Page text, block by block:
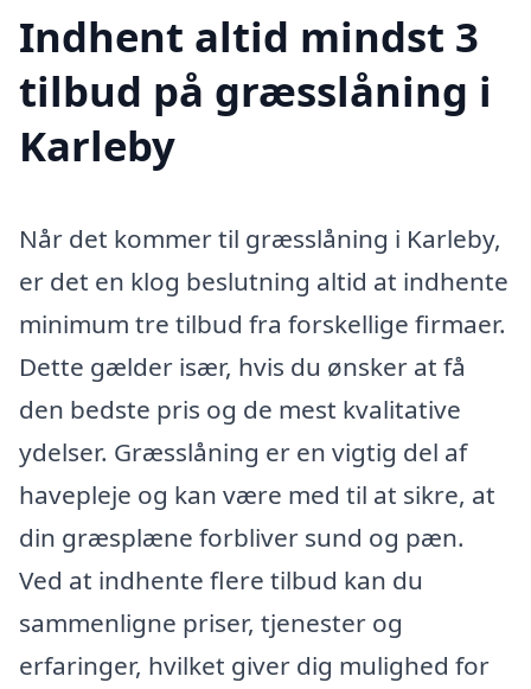
Indhent altid mindst 3
tilbud på græsslåning i
Karleby
Når det kommer til græsslåning i Karleby,
er det en klog beslutning altid at indhente
minimum tre tilbud fra forskellige firmaer.
Dette gælder især, hvis du ønsker at få
den bedste pris og de mest kvalitative
ydelser. Græsslåning er en vigtig del af
havepleje og kan være med til at sikre, at
din græsplæne forbliver sund og pæn.
Ved at indhente flere tilbud kan du
sammenligne priser, tjenester og
erfaringer, hvilket giver dig mulighed for